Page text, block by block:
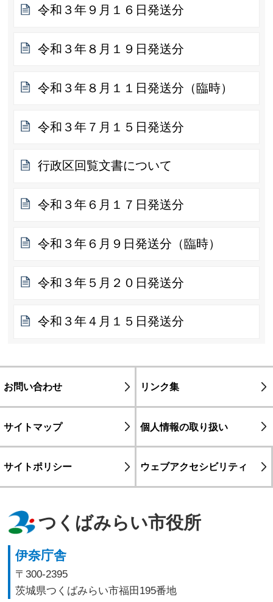
令和３年９月１６日発送分
令和３年８月１９日発送分
令和３年８月１１日発送分（臨時）
令和３年７月１５日発送分
行政区回覧文書について
令和３年６月１７日発送分
令和３年６月９日発送分（臨時）
令和３年５月２０日発送分
令和３年４月１５日発送分
お問い合わせ リンク集
サイトマップ 個人情報の取り扱い
サイトポリシー ウェブアクセシビリティ
つくばみらい市役所
伊奈庁舎
〒300-2395
茨城県つくばみらい市福田195番地